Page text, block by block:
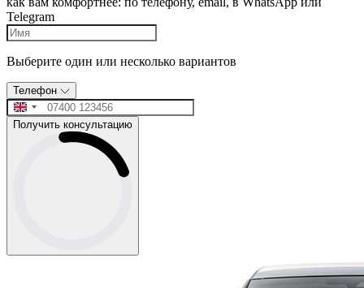
Telegram
Выберите один или несколько вариантов
Телефон
Получить консультацию